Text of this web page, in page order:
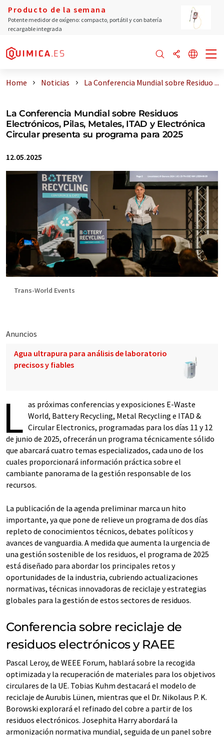
Producto de la semana
Potente medidor de oxígeno: compacto, portátil y con batería
recargable integrada
Home Noticias La Conferencia Mundial sobre Residuo ...
La Conferencia Mundial sobre Residuos
Electrónicos, Pilas, Metales, ITAD y Electrónica
Circular presenta su programa para 2025
12.05.2025
Trans-World Events
Anuncios
Agua ultrapura para análisis de laboratorio
precisos y fiables
L as próximas conferencias y exposiciones E-Waste
World, Battery Recycling, Metal Recycling e ITAD &
Circular Electronics, programadas para los días 11 y 12
de junio de 2025, ofrecerán un programa técnicamente sólido
que abarcará cuatro temas especializados, cada uno de los
cuales proporcionará información práctica sobre el
cambiante panorama de la gestión responsable de los
recursos.
La publicación de la agenda preliminar marca un hito
importante, ya que pone de relieve un programa de dos días
repleto de conocimientos técnicos, debates políticos y
avances de vanguardia. A medida que aumenta la urgencia de
una gestión sostenible de los residuos, el programa de 2025
está diseñado para abordar los principales retos y
oportunidades de la industria, cubriendo actualizaciones
normativas, técnicas innovadoras de reciclaje y estrategias
globales para la gestión de estos sectores de residuos.
Conferencia sobre reciclaje de
residuos electrónicos y RAEE
Pascal Leroy, de WEEE Forum, hablará sobre la recogida
optimizada y la recuperación de materiales para los objetivos
circulares de la UE. Tobias Kuhm destacará el modelo de
reciclaje de Aurubis Lünen, mientras que el Dr. Nikolaus P. K.
Borowski explorará el refinado del cobre a partir de los
residuos electrónicos. Josephita Harry abordará la
armonización normativa mundial, seguida de un panel sobre